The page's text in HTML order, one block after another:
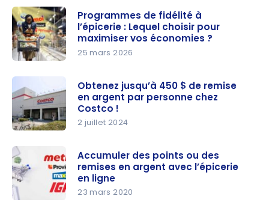
en
épicerie :
les
meilleures
ons de
programm
es de
récompen
ses et de
cartes de
crédit
es de
fidélité à
l’épicerie :
Lequel
choisir
pour
maximiser
vos
économies
Programmes de fidélité à
l’épicerie : Lequel choisir pour
maximiser vos économies ?
25 mars 2026
jusqu’à
450 $ de
remise en
argent par
Obtenez jusqu’à 450 $ de remise
en argent par personne chez
Costco !
2 juillet 2024
Accumuler des points ou des
remises en argent avec l’épicerie
en ligne
23 mars 2020